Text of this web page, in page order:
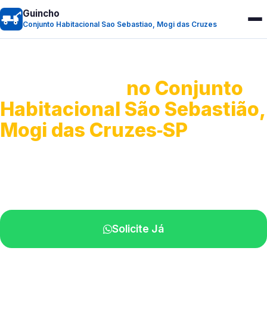
Guincho
Conjunto Habitacional Sao Sebastiao, Mogi das Cruzes
no Conjunto
Habitacional São Sebastião,
Mogi das Cruzes‑SP
Solicite Já